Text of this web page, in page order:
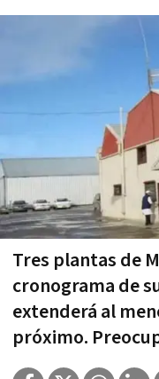
Tres plantas de
cronograma de
extenderá al
próximo.